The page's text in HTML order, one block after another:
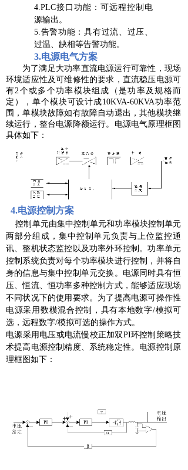
4.PLC接口功能：可远程控制电
源输出。
5.告警功能：具有过流、过压、
过温、缺相等告警功能。
3.电源电气方案
为了满足大功率直流电源运行可靠性，现场
环境适应性及可维修性的要求，直流稳压电源可
有2个或多个功率模块组成（是功率及规格而
定），单个模块可设计成10KVA-60KVA功率范
围，单模块故障如有故障自动退出，其他模块继
续运行，整台电源降额运行。电源电气原理框图
具体如下：
4.电源控制方案
控制单元由集中控制单元和功率模块控制单元
两部分组成，集中控制单元负责与上位监控通
讯、整机状态监控以及功率外环控制。功率单元
控制系统负责对每个功率模块进行控制，并将自
身的信息与集中控制单元交换。电源同时具有恒
压、恒流、恒功率多种控制方式，能够适应现场
不同状况下的使用要求。为了提高电源可操作性
电源采用数模混合控制，具有本地数字/模拟可
选，远程数字/模拟可选的操作方式。
电源采用电压或电流慢校正加双PI环控制策略技
术提高电源控制精度、系统稳定性。电源控制原
理框图如下：